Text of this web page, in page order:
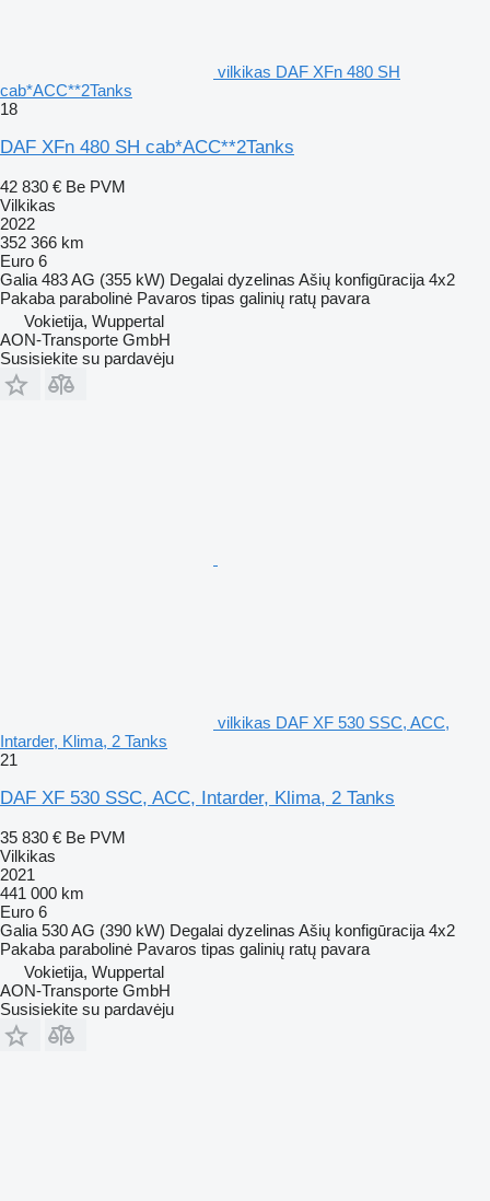
vilkikas DAF XFn 480 SH
cab*ACC**2Tanks
18
DAF XFn 480 SH cab*ACC**2Tanks
42 830 € Be PVM
Vilkikas
2022
352 366 km
Euro 6
Galia 483 AG (355 kW) Degalai dyzelinas Ašių konfigūracija 4x2
Pakaba parabolinė Pavaros tipas galinių ratų pavara
Vokietija, Wuppertal
AON-Transporte GmbH
Susisiekite su pardavėju
vilkikas DAF XF 530 SSC, ACC,
Intarder, Klima, 2 Tanks
21
DAF XF 530 SSC, ACC, Intarder, Klima, 2 Tanks
35 830 € Be PVM
Vilkikas
2021
441 000 km
Euro 6
Galia 530 AG (390 kW) Degalai dyzelinas Ašių konfigūracija 4x2
Pakaba parabolinė Pavaros tipas galinių ratų pavara
Vokietija, Wuppertal
AON-Transporte GmbH
Susisiekite su pardavėju